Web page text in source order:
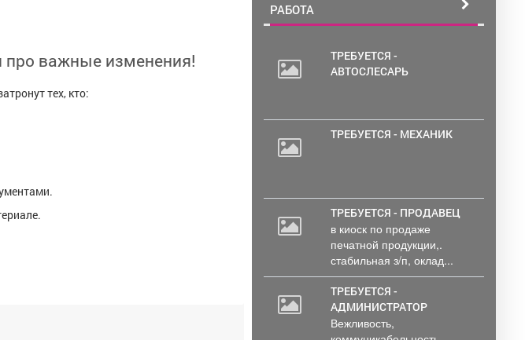
про важные изменения!
тех, кто:
РАБОТА
ТРЕБУЕТСЯ -
АВТОСЛЕСАРЬ
ТРЕБУЕТСЯ - МЕХАНИК
ТРЕБУЕТСЯ - ПРОДАВЕЦ
в киоск по продаже
печатной продукции,.
стабильная з/п, оклад...
ТРЕБУЕТСЯ -
АДМИНИСТРАТОР
Вежливость,